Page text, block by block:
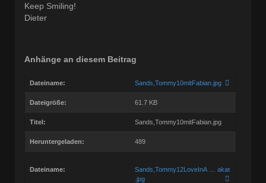
Keep Smiling!
Dieter
Anhänge an diesem Beitrag
Dateiname: Sands,Tommy10mitFabian.jpg
Dateigröße: 61.7 KB
Titel: Sands,Tommy10mitFabian.jpg
Heruntergeladen: 489
Dateiname:
Sands,Tommy12LoveInA … akat
.jpg